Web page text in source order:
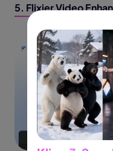
5. Flixier Video